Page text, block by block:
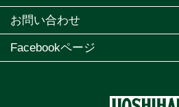
お問い合わせ
Facebookページ